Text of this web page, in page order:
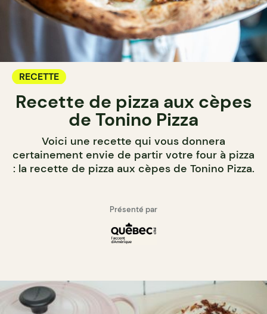
RECETTE
Recette de pizza aux cèpes
de Tonino Pizza
Voici une recette qui vous donnera
certainement envie de partir votre four à pizza
: la recette de pizza aux cèpes de Tonino Pizza.
Présenté par